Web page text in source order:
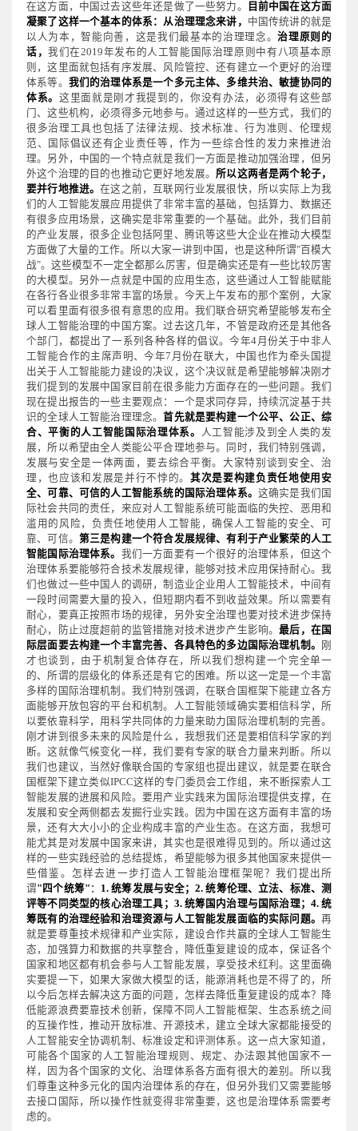
在这方面，中国过去这些年还是做了一些努力。
目前中国在这方面
凝聚了这样一个基本的体系：从治理理念来讲， 中国传统讲的就是
以人为本，智能向善，这是我们最基本的治理理念。治理原则的
话，我们在2019年发布的人工智能国际治理原则中有八项基本原
则，这里面就包括有序发展、风险管控、还有建立一个更好的治理
体系等。 我们的治理体系是一个多元主体、多维共治、敏捷协同的
体系。 这里面就是刚才我提到的，你没有办法，必须得有这些部
门、这些机构，必须得多元地参与。通过这样的一些方式，我们的
很多治理工具也包括了法律法规、技术标准、行为准则、伦理规
范、国际倡议还有企业责任等，作为一些综合性的发力来推进治
理。另外，中国的一个特点就是我们一方面是推动加强治理，但另
外这个治理的目的也推动它更好地发展。所以这两者是两个轮子，
要并行地推进。在这之前，互联网行业发展很快，所以实际上为我
们的人工智能发展应用提供了非常丰富的基础，包括算力、数据还
有很多应用场景，这确实是非常重要的一个基础。此外，我们目前
的产业发展，很多企业包括阿里、腾讯等这些大企业在推动大模型
方面做了大量的工作。所以大家一讲到中国，也是这种所谓"百模大
战"。这些模型不一定全都那么厉害，但是确实还是有一些比较厉害
的大模型。另外一点就是中国的应用生态，这些通过人工智能赋能
在各行各业很多非常丰富的场景。今天上午发布的那个案例，大家
可以看里面有很多很有意思的应用。我们联合研究希望能够发布全
球人工智能治理的中国方案。过去这几年，不管是政府还是其他各
个部门，都提出了一系列各种各样的倡议。今年4月份关于中非人
工智能合作的主席声明、今年7月份在联大，中国也作为牵头国提
出关于人工智能能力建设的决议，这个决议就是希望能够解决刚才
我们提到的发展中国家目前在很多能力方面存在的一些问题。我们
现在提出报告的一些主要观点：一个是求同存异，持续沉淀基于共
识的全球人工智能治理理念。首先就是要构建一个公平、公正、综
合、平衡的人工智能国际治理体系。 人工智能涉及到全人类的发
展，所以希望由全人类能公平合理地参与。同时，我们特别强调，
发展与安全是一体两面，要去综合平衡。大家特别谈到安全、治
理，也应该和发展是并行不悖的。 其次是要构建负责任地使用安
全、可靠、可信的人工智能系统的国际治理体系。 这确实是我们国
际社会共同的责任，来应对人工智能系统可能面临的失控、恶用和
滥用的风险，负责任地使用人工智能，确保人工智能的安全、可
靠、可信。 第三是构建一个符合发展规律、有利于产业繁荣的人工
智能国际治理体系。 我们一方面要有一个很好的治理体系，但这个
治理体系要能够符合技术发展规律，能够对技术应用保持耐心。我
们也做过一些中国人的调研，制造业企业用人工智能技术，中间有
一段时间需要大量的投入，但短期内看不到收益效果。所以需要有
耐心，要真正按照市场的规律，另外安全治理也要对技术进步保持
耐心，防止过度超前的监管措施对技术进步产生影响。最后，在国
际层面要去构建一个丰富完善、各具特色的多边国际治理机制。
刚
才也谈到，由于机制复合体存在，所以我们想构建一个完全单一
的、所谓的层级化的体系还是有它的困难。所以这一定是一个丰富
多样的国际治理机制。我们特别强调，在联合国框架下能建立各方
面能够开放包容的平台和机制。人工智能领域确实要相信科学，所
以要依靠科学，用科学共同体的力量来助力国际治理机制的完善。
刚才讲到很多未来的风险是什么，我想我们还是要相信科学家的判
断。这就像气候变化一样，我们要有专家的联合力量来判断。所以
我们也建议，当然好像联合国的专家组也提出建议，就是要在联合
国框架下建立类似IPCC这样的专门委员会工作组，来不断探索人工
智能发展的进展和风险。要用产业实践来为国际治理提供支撑，在
发展和安全两侧都去发掘行业实践。因为中国在这方面有丰富的场
景，还有大大小小的企业构成丰富的产业生态。在这方面，我想可
能尤其是对发展中国家来讲，其实也是很难得见到的。所以通过这
样的一些实践经验的总结提炼，希望能够为很多其他国家来提供一
些借鉴。怎样去进一步打造人工智能治理框架呢？我们提出所
谓"四个统筹" ： 1. 统筹发展与安全；2. 统筹伦理、立法、标准、测
评等不同类型的核心治理工具；3. 统筹国内治理与国际治理；4. 统
筹既有的治理经验和治理资源与人工智能发展面临的实际问题。 再
就是要尊重技术规律和产业实际，建设合作共赢的全球人工智能生
态，加强算力和数据的共享整合，降低重复建设的成本，保证各个
国家和地区都有机会参与人工智能发展，享受技术红利。这里面确
实要提一下，如果大家做大模型的话，能源消耗也是不得了的，所
以今后怎样去解决这方面的问题，怎样去降低重复建设的成本？降
低能源浪费要靠技术创新，保障不同人工智能框架、生态系统之间
的互操作性，推动开放标准、开源技术，建立全球大家都能接受的
人工智能安全协调机制、标准设定和评测体系。这一点大家知道，
可能各个国家的人工智能治理规则、规定、办法跟其他国家不一
样，因为各个国家的文化、治理体系各方面有很大的差别。所以我
们尊重这种多元化的国内治理体系的存在，但另外我们又需要能够
去接口国际，所以操作性就变得非常重要，这也是治理体系需要考
虑的。